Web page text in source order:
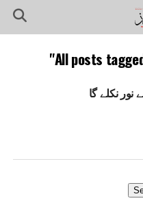
All posts
نکلے گا